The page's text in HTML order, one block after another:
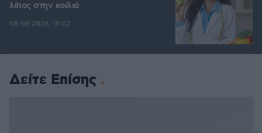
λίπος στην κοιλιά
08.08.2026, 10:02
Δείτε Επίσης